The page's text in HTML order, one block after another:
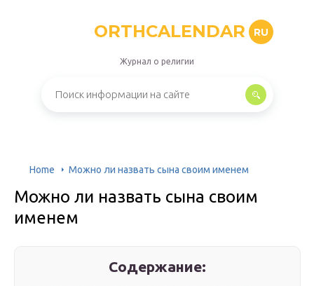
ORTHCALENDAR RU
Журнал о религии
Home Можно ли назвать сына своим именем
Можно ли назвать сына своим
именем
Содержание: